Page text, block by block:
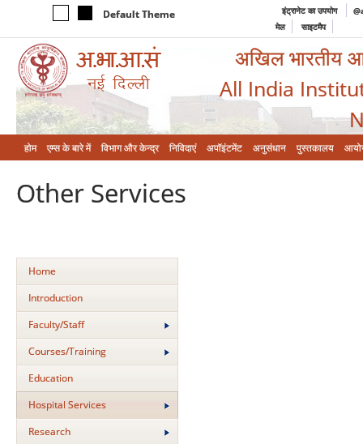
Default Theme इंट्रानेट का उपयोग
मेल
साइटमैप
अखिल भारतीय
All India
होम एम्‍स के बारे में विभाग और केन्‍द्र निविदाएं अपॉइंटमेंट अनुसंधान पुस्तकालय
Other Services
Home
Introduction
Faculty/Staff
Courses/Training
Education
Hospital Services
Research